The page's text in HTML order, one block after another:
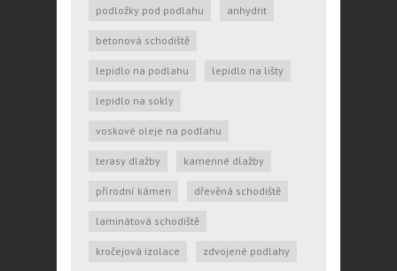
podložky pod podlahu anhydrit
betonová schodiště
lepidlo na podlahu lepidlo na lišty
lepidlo na sokly
voskové oleje na podlahu
terasy dlažby kamenné dlažby
přírodní kámen dřevěná schodiště
laminátová schodiště
kročejová izolace zdvojené podlahy